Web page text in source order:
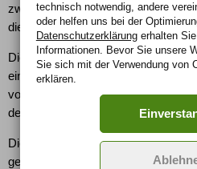
zwischen Maison Versace und
diesem unvergleichlichen
Die Collection LP 640 ist eine neue
einzigartigen Stil des Hauses
von der kraftvollen und zugleich
der Motorabdeckung des
Die Kollektion wird hergestellt aus
genäht und eingefasst à la
technisch notwendig, andere
oder helfen uns bei der
Datenschutzerklärungerhalten
Informationen. Bevor Sie unsere
Sie sich mit der Verwendung von
erklären.